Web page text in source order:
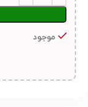
موجود